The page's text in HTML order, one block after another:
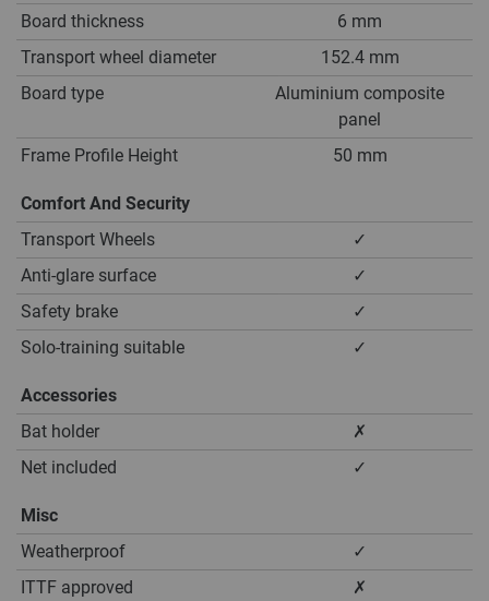
Board thickness
6 mm
Transport wheel diameter
152.4 mm
Board type
Aluminium composite
panel
Frame Profile Height
50 mm
Comfort And Security
Transport Wheels
✓
Anti-glare surface
✓
Safety brake
✓
Solo-training suitable
✓
Accessories
Bat holder
✗
Net included
✓
Misc
Weatherproof
✓
ITTF approved
✗